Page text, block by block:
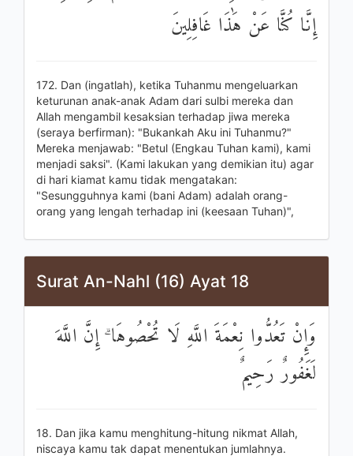
إِنَّا كُنَّا عَنْ هَٰذَا غَافِلِينَ
172. Dan (ingatlah), ketika Tuhanmu mengeluarkan
keturunan anak-anak Adam dari sulbi mereka dan
Allah mengambil kesaksian terhadap jiwa mereka
(seraya berfirman): "Bukankah Aku ini Tuhanmu?"
Mereka menjawab: "Betul (Engkau Tuhan kami), kami
menjadi saksi". (Kami lakukan yang demikian itu) agar
di hari kiamat kamu tidak mengatakan:
"Sesungguhnya kami (bani Adam) adalah orang-
orang yang lengah terhadap ini (keesaan Tuhan)",
Surat An-Nahl (16) Ayat 18
وَإِنْ تَعُدُّوا نِعْمَةَ اللَّهِ لَا تُحْصُوهَا ۗ إِنَّ اللَّهَ
لَغَفُورٌ رَحِيمٌ
18. Dan jika kamu menghitung-hitung nikmat Allah,
niscaya kamu tak dapat menentukan jumlahnya.